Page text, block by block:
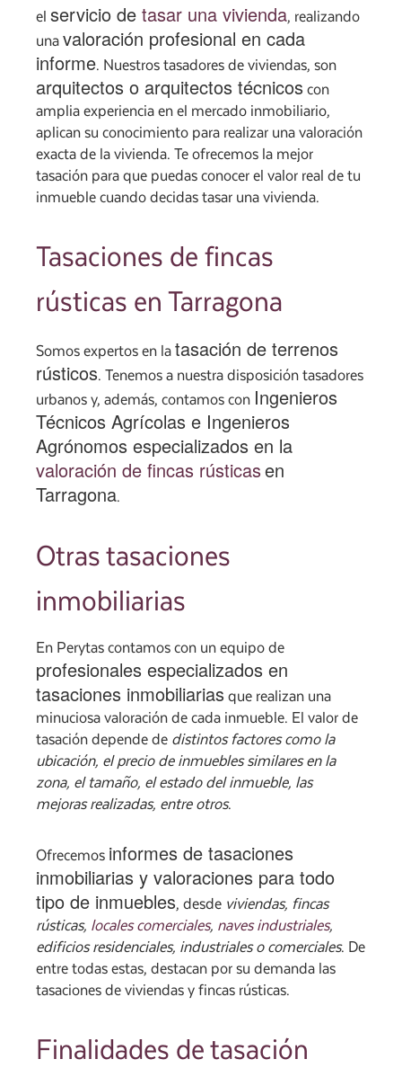
elservicio detasar una vivienda, realizando
unavaloración profesional en cada
informe. Nuestros tasadores de viviendas, son
arquitectos o arquitectos técnicos con
amplia experiencia en el mercado inmobiliario,
aplican su conocimiento para realizar una valoración
exacta de la vivienda. Te ofrecemos la mejor
tasación para que puedas conocer el valor real de tu
inmueble cuando decidas tasar una vivienda.
Tasaciones de fincas
rústicas en Tarragona
Somos expertos en latasación de terrenos
rústicos. Tenemos a nuestra disposición tasadores
urbanos y, además, contamos con Ingenieros
Técnicos Agrícolas e Ingenieros
Agrónomos especializados en la
valoración de fincas rústicasen
Tarragona.
Otras tasaciones
inmobiliarias
En Perytas contamos con un equipo de
profesionales especializados en
tasaciones inmobiliarias que realizan una
minuciosa valoración de cada inmueble. El valor de
tasación depende de distintos factores como la
ubicación, el precio de inmuebles similares en la
zona, el tamaño, el estado del inmueble, las
mejoras realizadas, entre otros.
Ofrecemos informes de tasaciones
inmobiliarias y valoraciones para todo
tipo de inmuebles, desde viviendas, fincas
rústicas, locales comerciales, naves industriales,
edificios residenciales, industriales o comerciales. De
entre todas estas, destacan por su demanda las
tasaciones de viviendas y fincas rústicas.
Finalidades de tasación